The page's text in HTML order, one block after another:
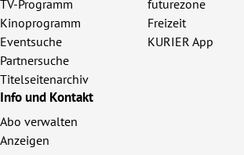
TV-Programm
Kinoprogramm
Eventsuche
Partnersuche
Titelseitenarchiv
futurezone
Freizeit
KURIER App
Info und Kontakt
Abo verwalten
Anzeigen